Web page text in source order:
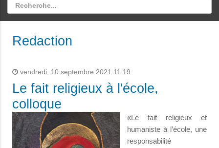
Redaction
vendredi, 10 septembre 2021 11:19
Le fait religieux à l'école,
colloque
«Le fait religieux et
humaniste à l’école, une
responsabilité